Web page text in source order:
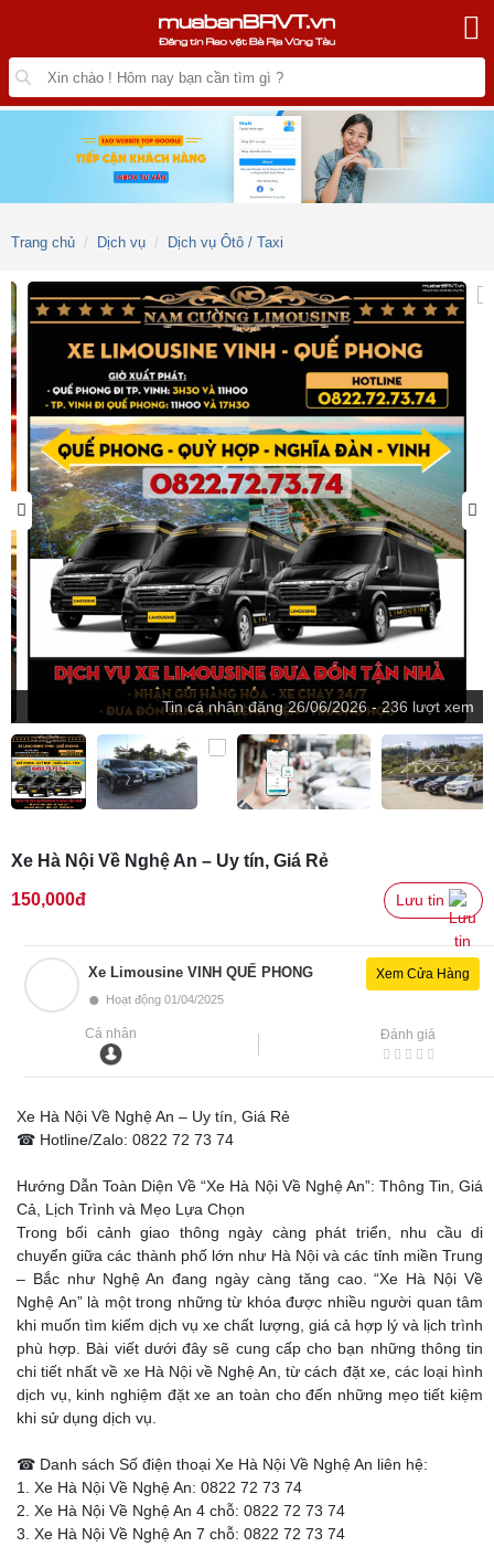
Trang chủ Dịch vụ Dịch vụ Ôtô / Taxi
Tincá nhânđăng26/06/2026 - 236 lượt xem
Xe Hà Nội Về Nghệ An – Uy tín, Giá Rẻ
150,000đ
Xe Limousine VINH QUẾ PHONG Xem Cửa Hàng
• Hoạt động 01/04/2025
Cá nhân Đánh giá
Xe Hà Nội Về Nghệ An – Uy tín, Giá Rẻ
☎ Hotline/Zalo: 0822 72 73 74
Hướng Dẫn Toàn Diện Về “Xe Hà Nội Về Nghệ An”: Thông Tin, Giá
Cả, Lịch Trình và Mẹo Lựa Chọn
Trong bối cảnh giao thông ngày càng phát triển, nhu cầu di
chuyển giữa các thành phố lớn như Hà Nội và các tỉnh miền Trung
– Bắc như Nghệ An đang ngày càng tăng cao. “Xe Hà Nội Về
Nghệ An” là một trong những từ khóa được nhiều người quan tâm
khi muốn tìm kiếm dịch vụ xe chất lượng, giá cả hợp lý và lịch trình
phù hợp. Bài viết dưới đây sẽ cung cấp cho bạn những thông tin
chi tiết nhất về xe Hà Nội về Nghệ An, từ cách đặt xe, các loại hình
dịch vụ, kinh nghiệm đặt xe an toàn cho đến những mẹo tiết kiệm
khi sử dụng dịch vụ.
☎ Danh sách Số điện thoại Xe Hà Nội Về Nghệ An liên hệ:
1. Xe Hà Nội Về Nghệ An: 0822 72 73 74
2. Xe Hà Nội Về Nghệ An 4 chỗ: 0822 72 73 74
3. Xe Hà Nội Về Nghệ An 7 chỗ: 0822 72 73 74